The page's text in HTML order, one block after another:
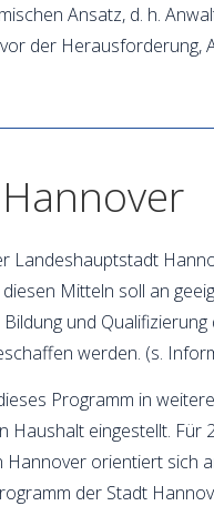
Ansatz, d. h.
der Herausforderung,
Landeshauptstadt
Mitteln soll an
und
werden. (s.
Programm in
eingestellt. Für
Hannover orientiert sich
der Stadt